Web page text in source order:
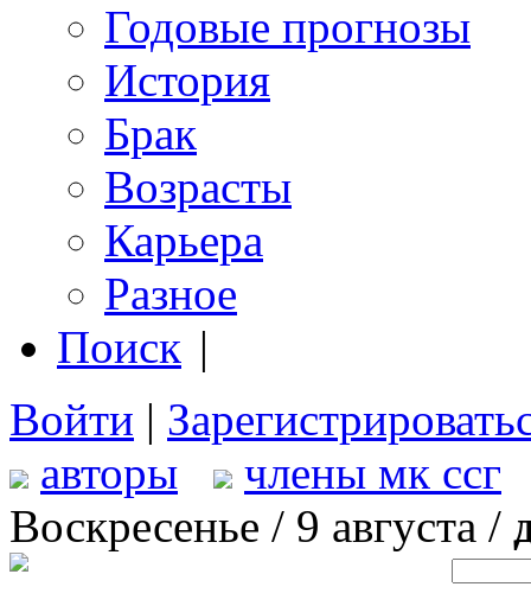
Годовые прогнозы
История
Брак
Возрасты
Карьера
Разное
Поиск |
Войти |
авторы
члены мк ссг
Воскресенье / 9 августа /